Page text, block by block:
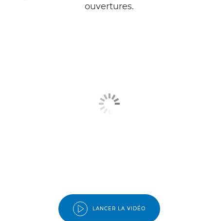
ouvertures.
LANCER LA VIDÉO